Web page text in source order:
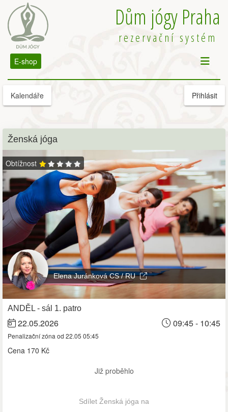
Dům jógy Praha
rezervační systém
E-shop
Kalendáře Přihlásit
Ženská jóga
Obtížnost
Elena Juránková CS / RU
ANDĚL - sál 1. patro
22.05.2026 09:45 - 10:45
Penalizační zóna od 22.05 05:45
Cena 170 Kč
Již proběhlo
Sdílet Ženská jóga na